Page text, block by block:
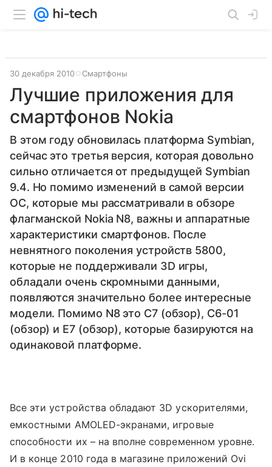
30 декабря 2010 Смартфоны
Лучшие приложения для
смартфонов Nokia
В этом году обновилась платформа Symbian,
сейчас это третья версия, которая довольно
сильно отличается от предыдущей Symbian
9.4. Но помимо изменений в самой версии
ОС, которые мы рассматривали в обзоре
флагманской Nokia N8, важны и аппаратные
характеристики смартфонов. После
невнятного поколения устройств 5800,
которые не поддерживали 3D игры,
обладали очень скромными данными,
появляются значительно более интересные
модели. Помимо N8 это C7 (обзор), C6-01
(обзор) и E7 (обзор), которые базируются на
одинаковой платформе.
Все эти устройства обладают 3D ускорителями,
емкостными AMOLED-экранами, игровые
способности их – на вполне современном уровне.
И в конце 2010 года в магазине приложений Ovi